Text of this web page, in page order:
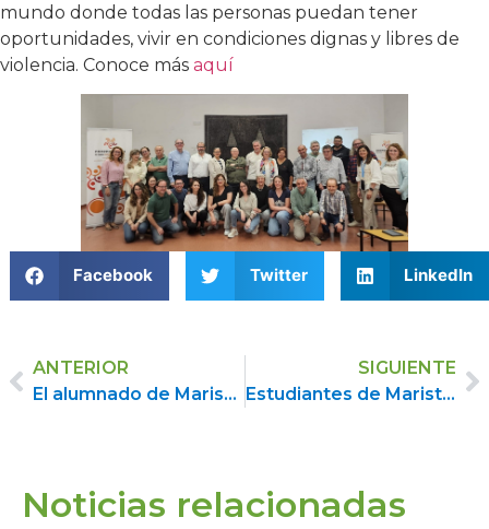
mundo donde todas las personas puedan tener
oportunidades, vivir en condiciones dignas y libres de
violencia. Conoce más aquí
Facebook Twitter LinkedIn
ANTERIOR
El alumnado de Maristas Igualada transforma los ODS en arte para imaginar un mundo más justo
SIGUIENTE
Estudiantes de Maristak Zalla participan del taller «Agenda 2030: Que la menstruación no sea una barrera para la educación»
Noticias relacionadas